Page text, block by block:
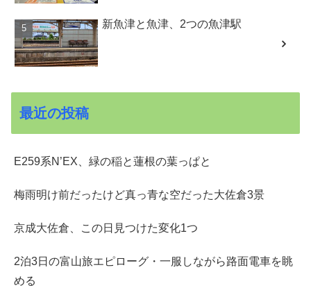
新魚津と魚津、2つの魚津駅
最近の投稿
E259系N’EX、緑の稲と蓮根の葉っぱと
梅雨明け前だったけど真っ青な空だった大佐倉3景
京成大佐倉、この日見つけた変化1つ
2泊3日の富山旅エピローグ・一服しながら路面電車を眺
める